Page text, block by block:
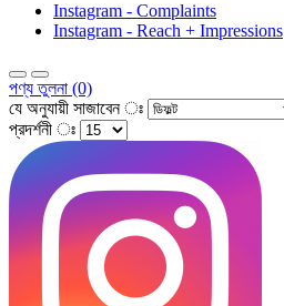
Instagram - Complaints
Instagram - Reach + Impressions
পণ্য তুলনা (0)
যে অনুযায়ী সাজাবেন ঃ
প্রদর্শনী ঃ